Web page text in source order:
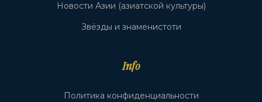
Новости Азии (азиатской культуры)
Звёзды и знаменистоти
Info
Политика конфиденциальности